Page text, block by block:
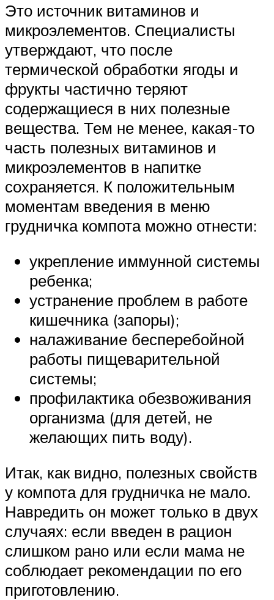
Это источник витаминов и
микроэлементов. Специалисты
утверждают, что после
термической обработки ягоды и
фрукты частично теряют
содержащиеся в них полезные
вещества. Тем не менее, какая-то
часть полезных витаминов и
микроэлементов в напитке
сохраняется. К положительным
моментам введения в меню
грудничка компота можно отнести:
укрепление иммунной системы
ребенка;
устранение проблем в работе
кишечника (запоры);
налаживание бесперебойной
работы пищеварительной
системы;
профилактика обезвоживания
организма (для детей, не
желающих пить воду).
Итак, как видно, полезных свойств
у компота для грудничка не мало.
Навредить он может только в двух
случаях: если введен в рацион
слишком рано или если мама не
соблюдает рекомендации по его
приготовлению.